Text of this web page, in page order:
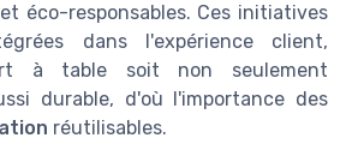
et éco-responsables. Ces initiatives
dans l'expérience client,
à table soit non seulement
durable, d'où l'importance des
réutilisables.